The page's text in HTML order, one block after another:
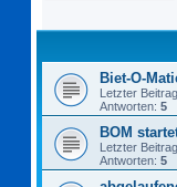
Biet-O-
Letzter
Antworten: 5
BOM
Letzter
Antworten: 5